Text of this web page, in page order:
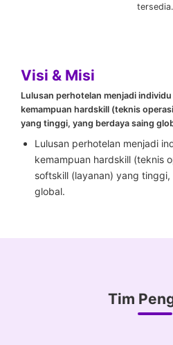
tersedia.
Visi & Misi
Lulusan perhotelan menjadi
kemampuan hardskill (teknis
yang tinggi, yang berdaya saing
Lulusan perhotelan menjadi
kemampuan hardskill (teknis
softskill (layanan) yang
global.
Tim